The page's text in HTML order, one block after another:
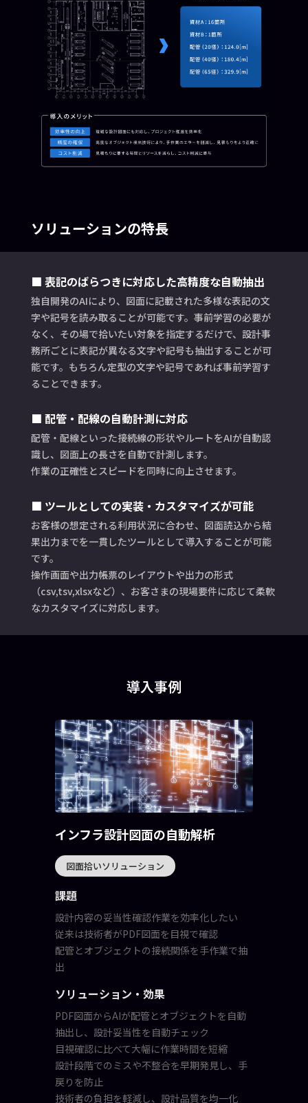
ソリューションの特長
■ 表記のばらつきに対応した高精度な自動抽出
独自開発のAIにより、図面に記載された多様な表記の文
字や記号を読み取ることが可能です。事前学習の必要が
なく、その場で拾いたい対象を指定するだけで、設計事
務所ごとに表記が異なる文字や記号も抽出することが可
能です。もちろん定型の文字や記号であれば事前学習す
ることできます。
■ 配管・配線の自動計測に対応
配管・配線といった接続線の形状やルートをAIが自動認
識し、図面上の長さを自動で計測します。
作業の正確性とスピードを同時に向上させます。
■ ツールとしての実装・カスタマイズが可能
お客様の想定される利用状況に合わせ、図面読込から結
果出力までを一貫したツールとして導入することが可能
です。
操作画面や出力帳票のレイアウトや出力の形式
（csv,tsv,xlsxなど）、お客さまの現場要件に応じて柔軟
なカスタマイズに対応します。
導入事例
インフラ設計図面の自動解析
図面拾いソリューション
課題
設計内容の妥当性確認作業を効率化したい
従来は技術者がPDF図面を目視で確認
配管とオブジェクトの接続関係を手作業で抽
出
ソリューション・効果
PDF図面からAIが配管とオブジェクトを自動
抽出し、設計妥当性を自動チェック
目視確認に比べて大幅に作業時間を短縮
設計段階でのミスや不整合を早期発見し、手
戻りを防止
技術者の負担を軽減し、設計品質を均一化